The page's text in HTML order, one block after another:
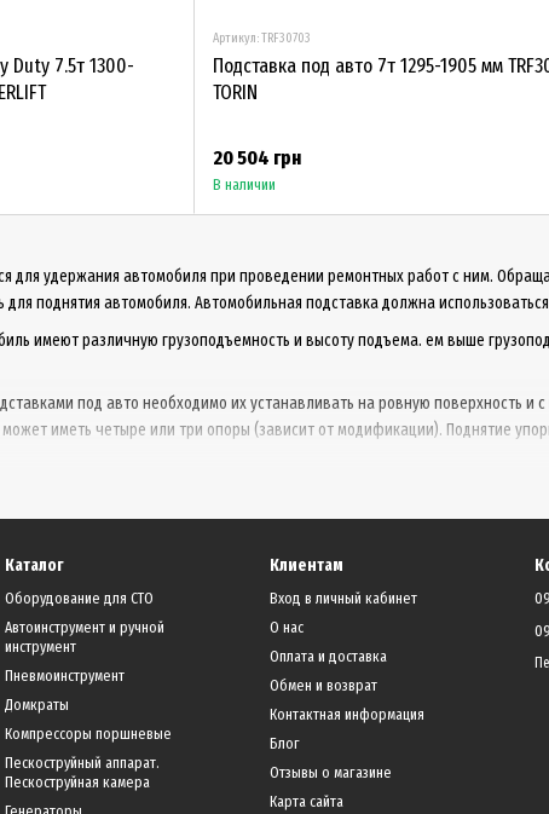
для удержания автомобиля при проведении ремонтных работ с ним.
поднятия автомобиля. Автомобильная подставка должна
имеют различную грузоподъемность и высоту подъема. ем выше
под авто необходимо их устанавливать на ровную поверхность
иметь четыре или три опоры (зависит от модификации). Поднятие
Duty 7.5т 1300-
Артикул: TRF30703
Подставка под авто 7т 1295-1905 мм
TORIN
20 504 грн
В наличии
Каталог
Оборудование для СТО
Автоинструмент и ручной
инструмент
Пневмоинструмент
Домкраты
Компрессоры поршневые
Пескоструйный аппарат.
Пескоструйная камера
Клиентам
Вход в личный кабинет
О нас
Оплата и доставка
Обмен и возврат
Контактная информация
Блог
Отзывы о магазине
Карта сайта